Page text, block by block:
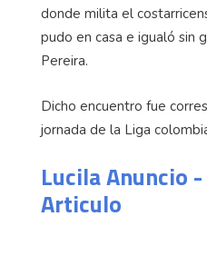
donde milita el
pudo en casa e igualó sin
Pereira.
Dicho encuentro fue
jornada de la Liga
Lucila Anuncio -
Articulo